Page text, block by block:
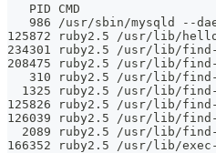
PID CMD
986 /usr/sbin/mysqld --
125872 ruby2.5 /usr/lib/
234301 ruby2.5 /usr/lib/
208475 ruby2.5 /usr/lib/
310 ruby2.5 /usr/lib/
1325 ruby2.5 /usr/lib/
125826 ruby2.5 /usr/lib/
126039 ruby2.5 /usr/lib/
2089 ruby2.5 /usr/lib/
166352 ruby2.5 /usr/lib/